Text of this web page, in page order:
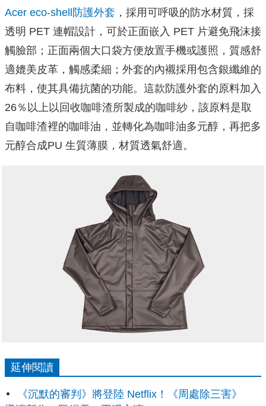
Acer eco-shell防護外套 ，採用可呼吸的防水材質，採
透明 PET 連帽設計，可於正面嵌入 PET 片避免飛沫接
觸臉部；正面兩個大口袋方便放置手機或護照，質感舒
適媲美皮革，觸感柔細；外套的內襯採用包含銀纖維的
布料，使其具備抗菌的功能。這款防護外套的原料加入
26％以上以回收咖啡渣所製成的咖啡紗，該原料是取
自咖啡渣裡的咖啡油，並轉化為咖啡油多元醇，再把多
元醇合成PU 生質薄膜，材質透氣舒適。
延伸閱讀
《沉默的審判》將登陸 Netflix！《周處除三害》